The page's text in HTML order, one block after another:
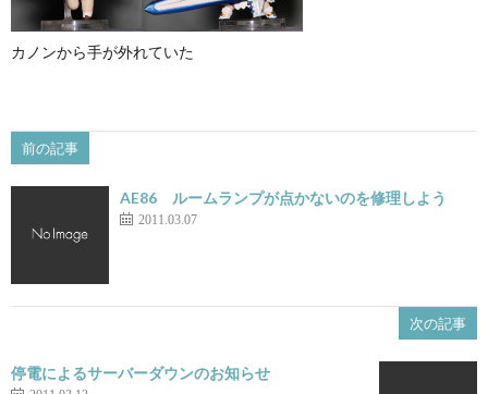
カノンから手が外れていた
前の記事
AE86 ルームランプが点かないのを修理しよう
2011.03.07
次の記事
停電によるサーバーダウンのお知らせ